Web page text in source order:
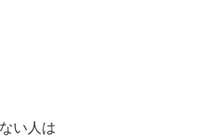
い人は